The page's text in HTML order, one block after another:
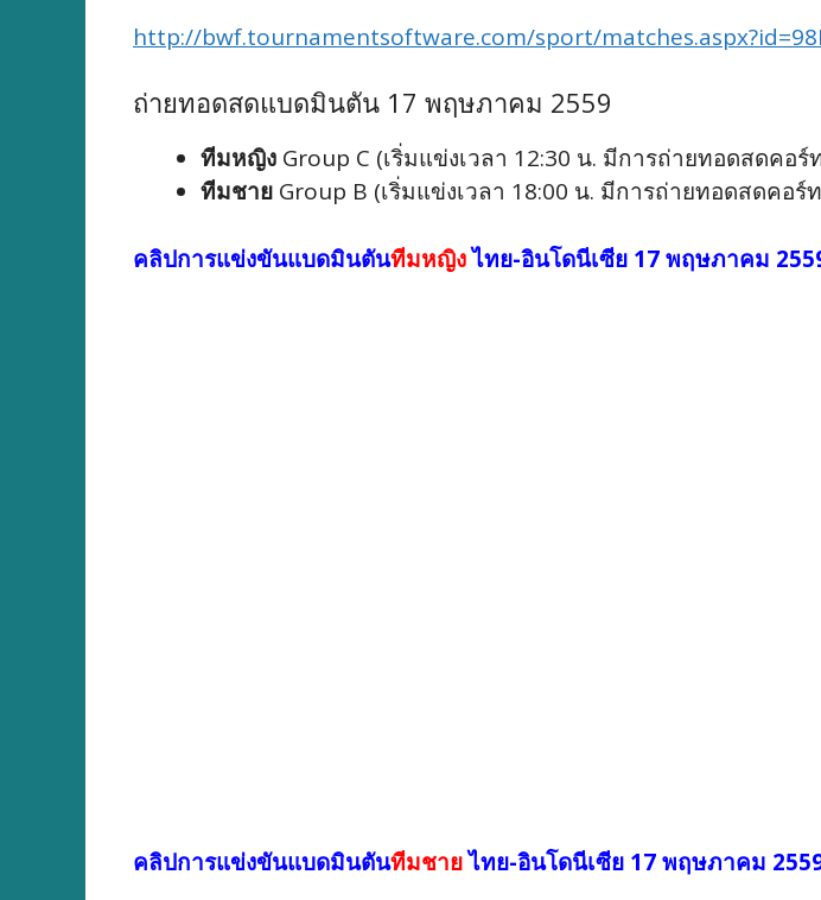
http://bwf.tournamentsoftware.com/sport/
ถ่ายทอดสดแบดมินตัน 17 พฤษภาคม 2559
ทีมหญิง Group C (เริ่มแข่งเวลา 12:30 น. มีการถ่ายทอดสดคอร์
ทีมชาย Group B (เริ่มแข่งเวลา 18:00 น. มีการถ่ายทอดสดคอร์
คลิปการแข่งขันแบดมินตันทีมหญิงไทย-อินโดนีเซีย 17 พฤษภาคม
คลิปการแข่งขันแบดมินตันทีมชายไทย-อินโดนีเซีย 17 พฤษภาคม